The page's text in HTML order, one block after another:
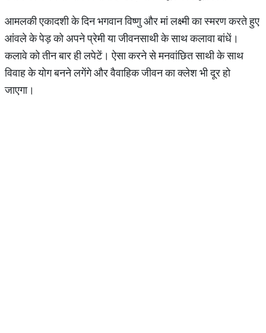
आमलकी एकादशी के दिन भगवान विष्णु और मां लक्ष्मी का स्मरण करते हुए
आंवले के पेड़ को अपने प्रेमी या जीवनसाथी के साथ कलावा बांधें।
कलावे को तीन बार ही लपेटें। ऐसा करने से मनवांछित साथी के साथ
विवाह के योग बनने लगेंगे और वैवाहिक जीवन का क्लेश भी दूर हो
जाएगा।